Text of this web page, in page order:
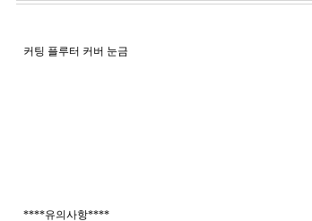
커팅 플루터 커버 눈금
****유의사항****